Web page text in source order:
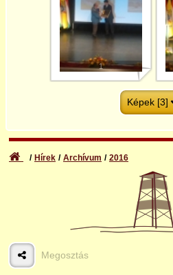
1
3
Képek [3]
Hírek Archívum 2016
Megosztás